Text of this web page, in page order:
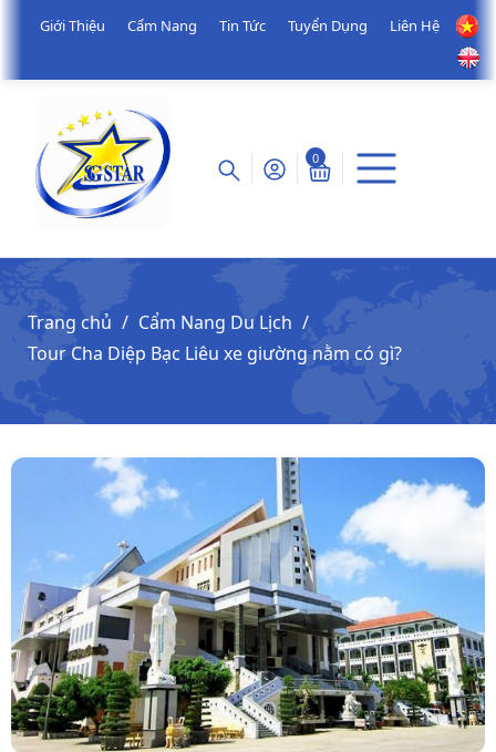
Giới Thiệu Cẩm Nang Tin Tức Tuyển Dụng Liên Hệ
0
Trang chủ
Cẩm Nang Du Lịch
Tour Cha Diệp Bạc Liêu xe giường nằm có gì?